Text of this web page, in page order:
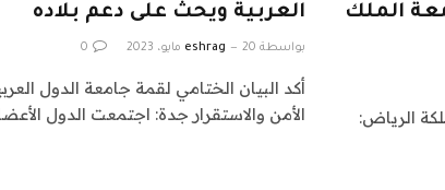
الملك
الرياض:
العربية ويحث على دعم بلاده
بواسطة eshrag 20 مايو، 2023 0
أكد البيان الختامي لقمة جامعة الدول
الأمن والاستقرار جدة: اجتمعت الدول